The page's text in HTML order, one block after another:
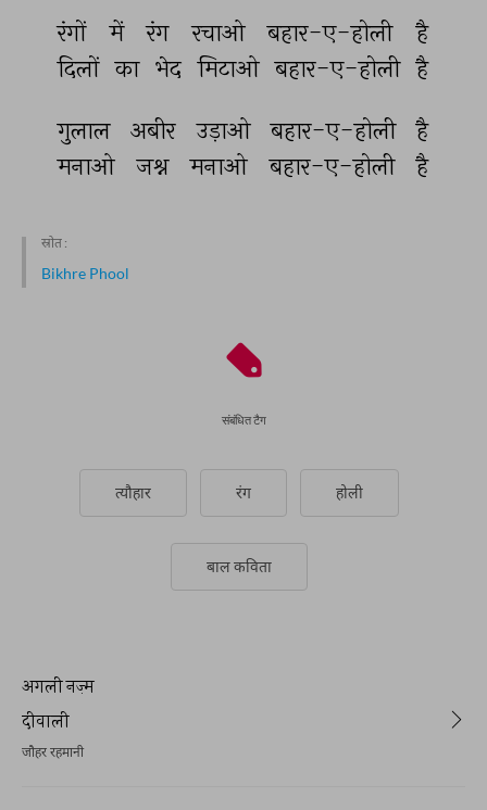
रंगों में रंग रचाओ बहार-ए-होली
है
दिलों का भेद मिटाओ बहार-ए-होली है
गुलाल अबीर उड़ाओ बहार-ए-होली
है
मनाओ
जश्न मनाओ बहार-ए-होली है
स्रोत :
Bikhre Phool
संबंधित टैग
त्यौहार रंग होली
बाल कविता
अगली नज़्म
दीवाली
जौहर रहमानी